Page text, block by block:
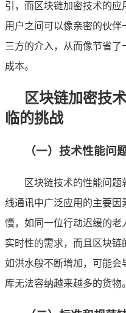
引，而区块链加密技术的应
用户之间可以像亲密的伙
三方的介入，从而像节省
成本。
区块链加密技
临的挑战
（一）技术性能问
区块链技术的性能问
线通讯中广泛应用的主要
慢，如同一位行动迟缓的老
实时性的需求，而且区块
如洪水般不断增加，可能
库无法容纳越来越多的货物。